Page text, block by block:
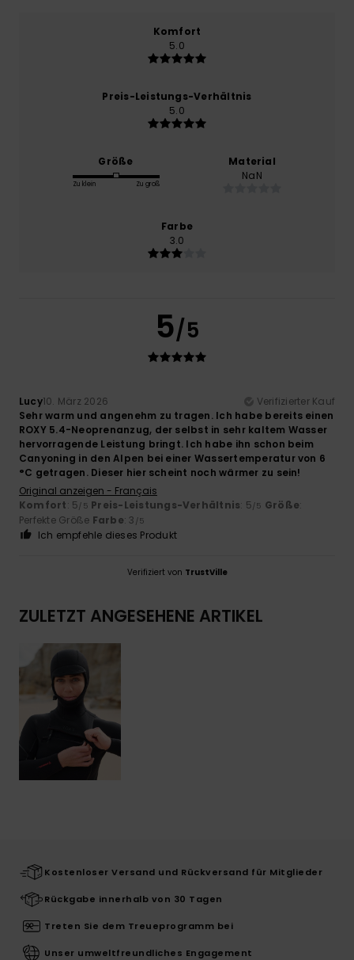
Komfort
5.0
Preis-Leistungs-Verhältnis
5.0
Größe
Zu klein Zu groß
Material
NaN
Farbe
3.0
5/5
Lucy10. März 2026
Verifizierter Kauf
Sehr warm und angenehm zu tragen. Ich habe bereits einen
ROXY 5.4-Neoprenanzug, der selbst in sehr kaltem Wasser
hervorragende Leistung bringt. Ich habe ihn schon beim
Canyoning in den Alpen bei einer Wassertemperatur von 6
°C getragen. Dieser hier scheint noch wärmer zu sein!
Original anzeigen - Français
Komfort: 5/5 Preis-Leistungs-Verhältnis: 5/5 Größe:
Perfekte Größe Farbe: 3 /5
Ich empfehle dieses Produkt
Verifiziert von TrustVille
ZULETZT ANGESEHENE ARTIKEL
Kostenloser Versand und Rückversand für Mitglieder
Rückgabe innerhalb von 30 Tagen
Treten Sie dem Treueprogramm bei
Unser umweltfreundliches Engagement